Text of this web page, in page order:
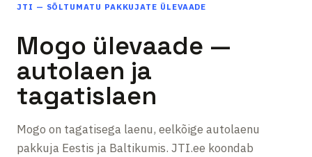
JTI — SÕLTUMATU PAKKUJATE ÜLEVAADE
Mogo ülevaade —
autolaen ja
tagatislaen
Mogo on tagatisega laenu, eelkõige autolaenu
pakkuja Eestis ja Baltikumis. JTI.ee koondab